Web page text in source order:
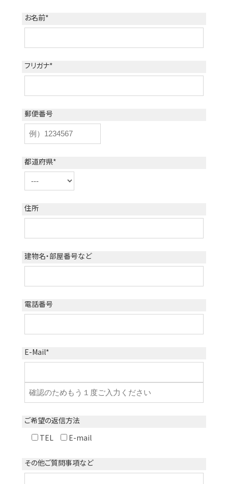
お名前*
フリガナ*
郵便番号
都道府県*
住所
建物名・部屋番号など
電話番号
E-Mail*
ご希望の返信方法
TEL
E-mail
その他ご質問事項など